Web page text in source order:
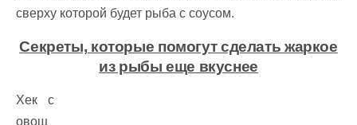
сверху которой будет рыба с соусом.
Секреты, которые помогут сделать жаркое
из рыбы еще вкуснее
Хек с
овощ